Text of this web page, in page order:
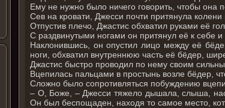
Ему не нужно было ничего говорить, чтобы она
Сев на кровати, Джесси почти притянула
Отпустив плечо, Джастис обхватил руками её
С раздвинутыми ногами он притянул её к себе и
Наклонившись, он опустил лицо между её
ноги, обхватил внутреннюю часть её бёдер,
Джастис быстро проводил по нему своим
Вцепилась пальцами в простынь возле бёдер,
Сложно было сопротивляться побуждению
– О, Боже, – Джесси тяжело дышала, слыша,
Он был беспощаден, находя то самое место,